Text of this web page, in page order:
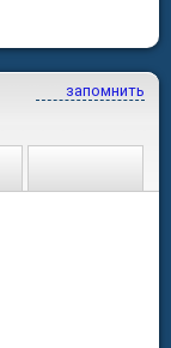
запомнить